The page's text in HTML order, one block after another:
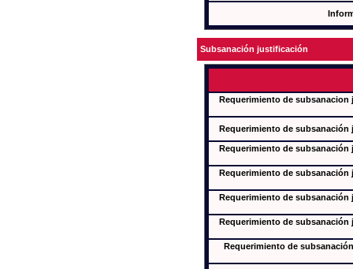
Subsanación justificación
Requerimiento de
Requerimiento de subsanación
Requerimiento de
Requerimiento de
Requerimiento de
Requerimiento de
Requerimiento de